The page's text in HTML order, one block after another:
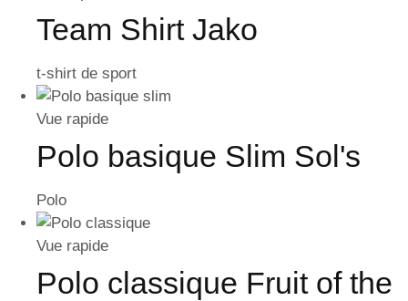
Team Shirt Jako
t-shirt de sport
Vue rapide
Polo basique Slim Sol's
Polo
Vue rapide
Polo classique Fruit of the